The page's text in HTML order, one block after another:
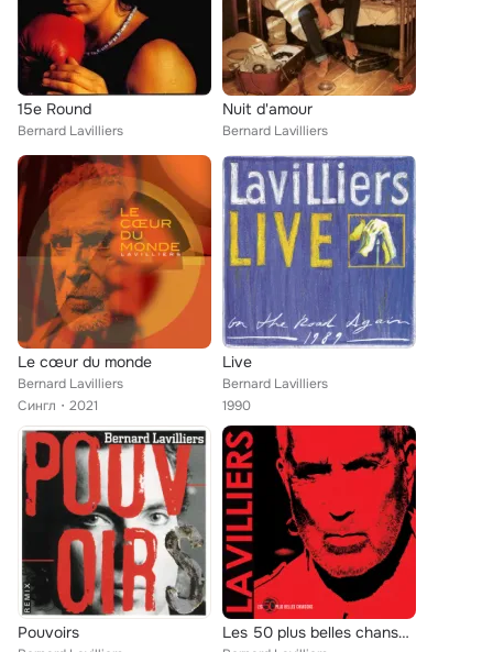
15e Round
Bernard Lavilliers
Nuit d'amour
Bernard Lavilliers
Le cœur du monde
Bernard Lavilliers
Сингл
2021
Live
Bernard Lavilliers
1990
Pouvoirs Les 50 plus belles chansons